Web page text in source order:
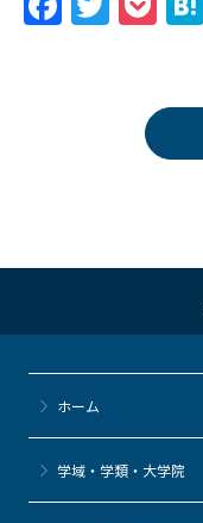
k
erk
et
ホーム
学域・学類・大学院